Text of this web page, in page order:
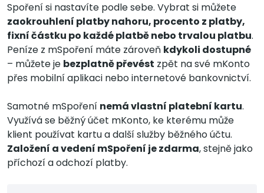
Spoření si nastavíte podle sebe. Vybrat si můžete
zaokrouhlení platby nahoru, procento z platby,
fixní částku po každé platbě nebo trvalou platbu.
Peníze z mSpoření máte zároveň kdykoli dostupné
– můžete je bezplatně převést zpět na své mKonto
přes mobilní aplikaci nebo internetové bankovnictví.
Samotné mSpoření nemá vlastní platební kartu.
Využívá se běžný účet mKonto, ke kterému může
klient používat kartu a další služby běžného účtu.
Založení a vedení mSpoření je zdarma, stejně jako
příchozí a odchozí platby.